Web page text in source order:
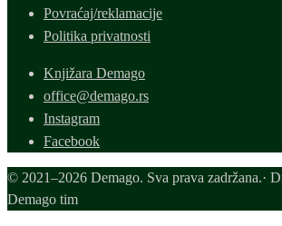
Povraćaj/reklamacije
Politika privatnosti
Knjižara Demago
office@demago.rs
Instagram
Facebook
© 2021–2026 Demago. Sva prava zadržana.·
Demago tim